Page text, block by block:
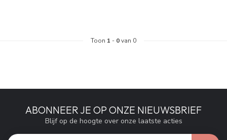
Toon 1 - 0van 0
ABONNEER JE OP ONZE NIEUWSBRIEF
Blijf op de hoogte over onze laatste acties